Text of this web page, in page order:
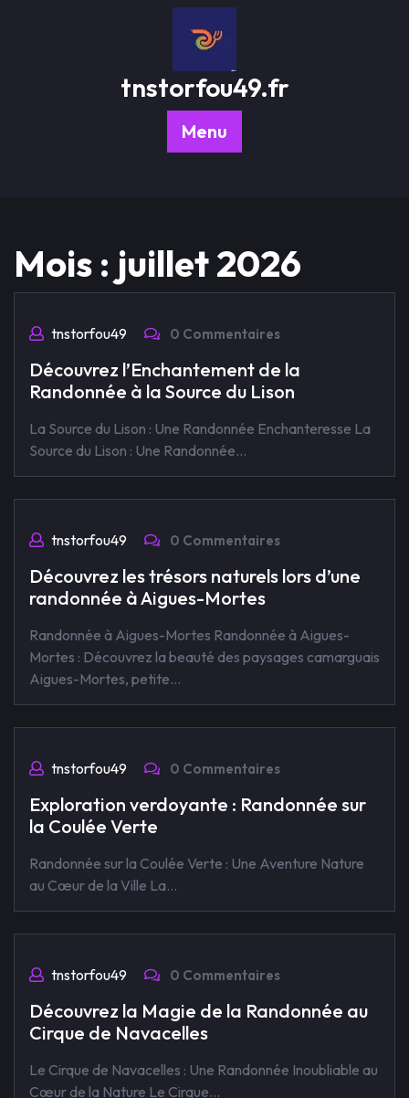
tnstorfou49.fr
Menu
Mois : juillet 2026
tnstorfou49 0 Commentaires
Découvrez l’Enchantement de la
Randonnée à la Source du Lison
La Source du Lison : Une Randonnée Enchanteresse La
Source du Lison : Une Randonnée…
tnstorfou49 0 Commentaires
Découvrez les trésors naturels lors d’une
randonnée à Aigues-Mortes
Randonnée à Aigues-Mortes Randonnée à Aigues-
Mortes : Découvrez la beauté des paysages camarguais
Aigues-Mortes, petite…
tnstorfou49 0 Commentaires
Exploration verdoyante : Randonnée sur
la Coulée Verte
Randonnée sur la Coulée Verte : Une Aventure Nature
au Cœur de la Ville La…
tnstorfou49 0 Commentaires
Découvrez la Magie de la Randonnée au
Cirque de Navacelles
Le Cirque de Navacelles : Une Randonnée Inoubliable au
Cœur de la Nature Le Cirque…